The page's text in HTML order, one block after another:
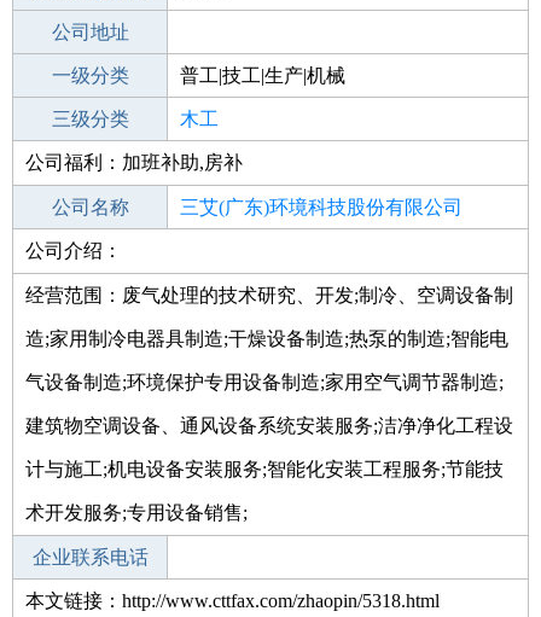
招聘结束时间
公司地址
一级分类 普工|技工|生产|机械
二级分类 普工/技工
三级分类 木工
其他行业 个体工商户
公司福利：加班补助,房补
公司名称 三艾(广东)环境科技股份有限公司
公司类型
股)
公司介绍：
经营范围：废气处理的技术研究、开发;制冷、空调设备制
造;家用制冷电器具制造;干燥设备制造;热泵的制造;智能电
气设备制造;环境保护专用设备制造;家用空气调节器制造;
建筑物空调设备、通风设备系统安装服务;洁净净化工程设
计与施工;机电设备安装服务;智能化安装工程服务;节能技
术开发服务;专用设备销售;
企业联系电话
本文链接：http://www.cttfax.com/zhaopin/5318.html